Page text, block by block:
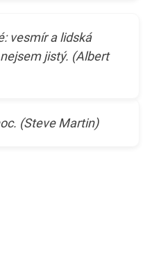
vesmír a lidská
jistý. (Albert
(Steve Martin)